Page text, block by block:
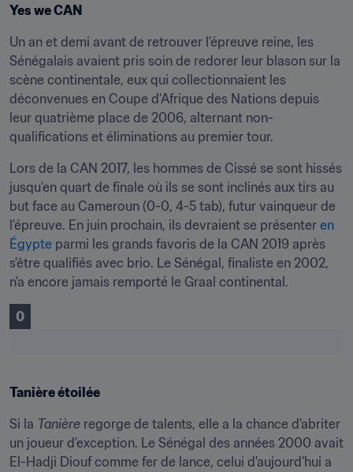
Yes we CAN
Un an et demi avant de retrouver l'épreuve reine, les
Sénégalais avaient pris soin de redorer leur blason sur la
scène continentale, eux qui collectionnaient les
déconvenues en Coupe d'Afrique des Nations depuis
leur quatrième place de 2006, alternant non-
qualifications et éliminations au premier tour.
Lors de la CAN 2017, les hommes de Cissé se sont hissés
jusqu'en quart de finale où ils se sont inclinés aux tirs au
but face au Cameroun (0-0, 4-5 tab), futur vainqueur de
l'épreuve. En juin prochain, ils devraient se présenter en
Égypte parmi les grands favoris de la CAN 2019 après
s'être qualifiés avec brio. Le Sénégal, finaliste en 2002,
n'a encore jamais remporté le Graal continental.
0
Tanière étoilée
Si la Tanière regorge de talents, elle a la chance d'abriter
un joueur d'exception. Le Sénégal des années 2000 avait
El-Hadji Diouf comme fer de lance, celui d'aujourd'hui a